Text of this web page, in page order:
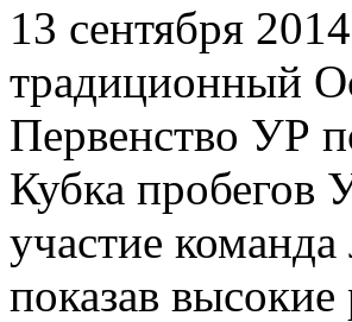
13 сентября
традиционный
Первенство УР
Кубка пробегов
участие
показав высокие